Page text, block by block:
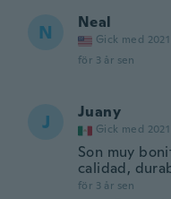
N Neal
Gick med 2021
för 3 år sen
J Juany
Gick med 2021
Son muy
calidad,
för 3 år sen